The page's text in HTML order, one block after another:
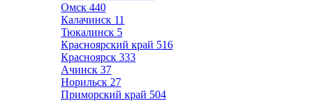
Омск 440
Калачинск 11
Тюкалинск 5
Красноярский край 516
Красноярск 333
Ачинск 37
Норильск 27
Приморский край 504